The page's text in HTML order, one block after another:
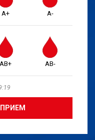
A+ A-
AB+ AB-